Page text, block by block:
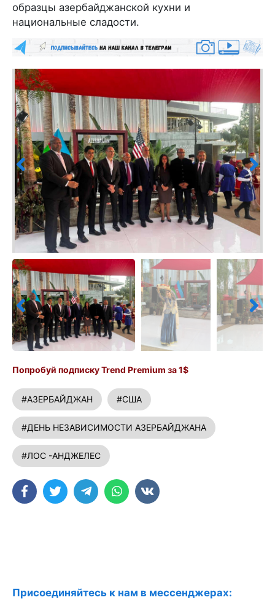
образцы азербайджанской кухни и
национальные сладости.
Попробуй подписку Trend Premium за 1$
#АЗЕРБАЙДЖАН #США
#ДЕНЬ НЕЗАВИСИМОСТИ АЗЕРБАЙДЖАНА
#ЛОС -АНДЖЕЛЕС
Присоединяйтесь к нам в мессенджерах: